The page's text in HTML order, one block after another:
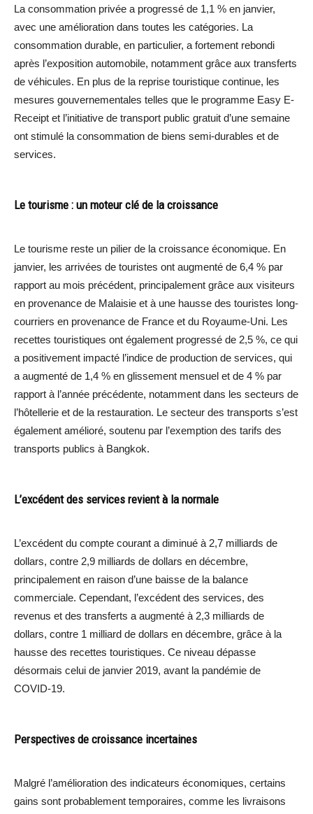
La consommation privée a progressé de 1,1 % en janvier,
avec une amélioration dans toutes les catégories. La
consommation durable, en particulier, a fortement rebondi
après l’exposition automobile, notamment grâce aux transferts
de véhicules. En plus de la reprise touristique continue, les
mesures gouvernementales telles que le programme Easy E-
Receipt et l’initiative de transport public gratuit d’une semaine
ont stimulé la consommation de biens semi-durables et de
services.
Le tourisme : un moteur clé de la croissance
Le tourisme reste un pilier de la croissance économique. En
janvier, les arrivées de touristes ont augmenté de 6,4 % par
rapport au mois précédent, principalement grâce aux visiteurs
en provenance de Malaisie et à une hausse des touristes long-
courriers en provenance de France et du Royaume-Uni. Les
recettes touristiques ont également progressé de 2,5 %, ce qui
a positivement impacté l’indice de production de services, qui
a augmenté de 1,4 % en glissement mensuel et de 4 % par
rapport à l’année précédente, notamment dans les secteurs de
l’hôtellerie et de la restauration. Le secteur des transports s’est
également amélioré, soutenu par l’exemption des tarifs des
transports publics à Bangkok.
L’excédent des services revient à la normale
L’excédent du compte courant a diminué à 2,7 milliards de
dollars, contre 2,9 milliards de dollars en décembre,
principalement en raison d’une baisse de la balance
commerciale. Cependant, l’excédent des services, des
revenus et des transferts a augmenté à 2,3 milliards de
dollars, contre 1 milliard de dollars en décembre, grâce à la
hausse des recettes touristiques. Ce niveau dépasse
désormais celui de janvier 2019, avant la pandémie de
COVID-19.
Perspectives de croissance incertaines
Malgré l’amélioration des indicateurs économiques, certains
gains sont probablement temporaires, comme les livraisons